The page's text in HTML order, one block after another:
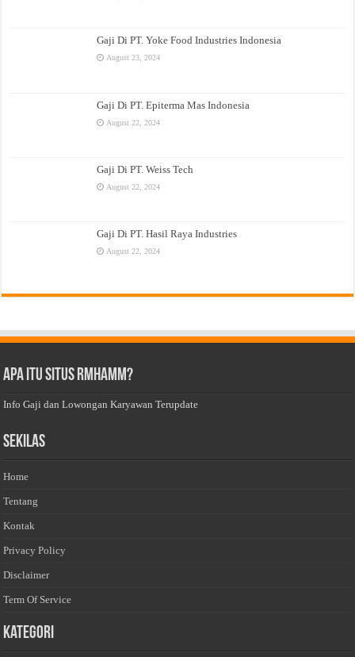
Gaji Di PT. Yoke Food Industries Indonesia
August 23, 2024
Gaji Di PT. Epiterma Mas Indonesia
August 22, 2024
Gaji Di PT. Weiss Tech
August 22, 2024
Gaji Di PT. Hasil Raya Industries
August 22, 2024
Apa Itu Situs Rmhamm?
Info Gaji dan Lowongan Karyawan Terupdate
Sekilas
Home
Tentang
Kontak
Privacy Policy
Disclaimer
Term Of Service
Kategori